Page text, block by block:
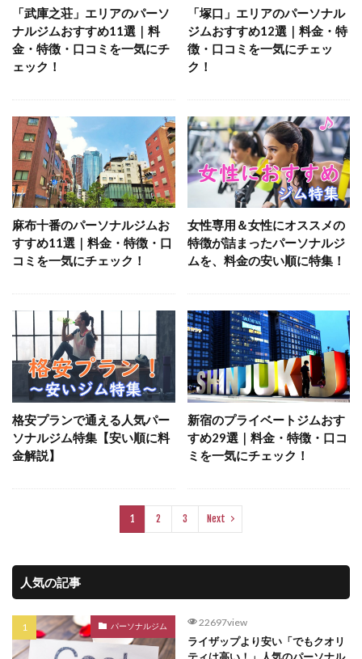
「武庫之荘」エリアのパーソ
ナルジムおすすめ11選｜料
金・特徴・口コミを一気にチ
ェック！
「塚口」エリアのパーソナル
ジムおすすめ12選｜料金・特
徴・口コミを一気にチェッ
ク！
麻布十番のパーソナルジムお
すすめ11選｜料金・特徴・口
コミを一気にチェック！
女性専用＆女性にオススメの
特徴が詰まったパーソナルジ
ムを、料金の安い順に特集！
格安プランで通える人気パー
ソナルジム特集【安い順に料
金解説】
新宿のプライベートジムおす
すめ29選｜料金・特徴・口コ
ミを一気にチェック！
1 2 3 Next
人気の記事
パーソナルジム 22697view
ライザップより安い「でもクオリ
ティは高い！」人気のパーソナル